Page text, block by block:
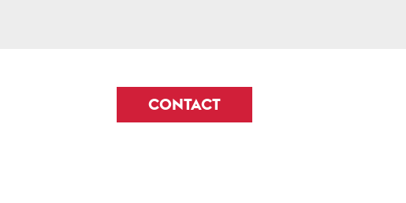
CONTACT